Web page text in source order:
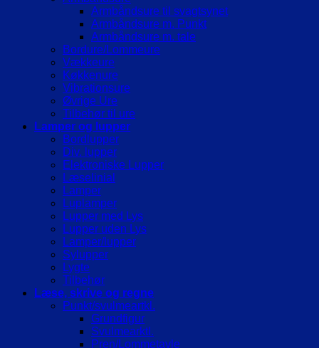
Armbåndsure til svagtsynet
Armbåndsure m. Punkt
Armbåndsure m. tale
Bordure/Lommeure
Vækkeure
Køkkenure
Vibrationsure
Øvrige Ure
Tilbehør til ure
Lamper og lupper
Bordlupper
Div. lupper
Elektroniske Lupper
Læselinial
Lamper
Luplamper
Lupper med Lys
Lupper uden Lys
Lamper/lupper
Sylupper
Lygte
Tilbehør
Læse, skrive og regne
Punkt/svulmeartkl.
Grundfigur
Svulmearktl.
Pren/Lommetavle